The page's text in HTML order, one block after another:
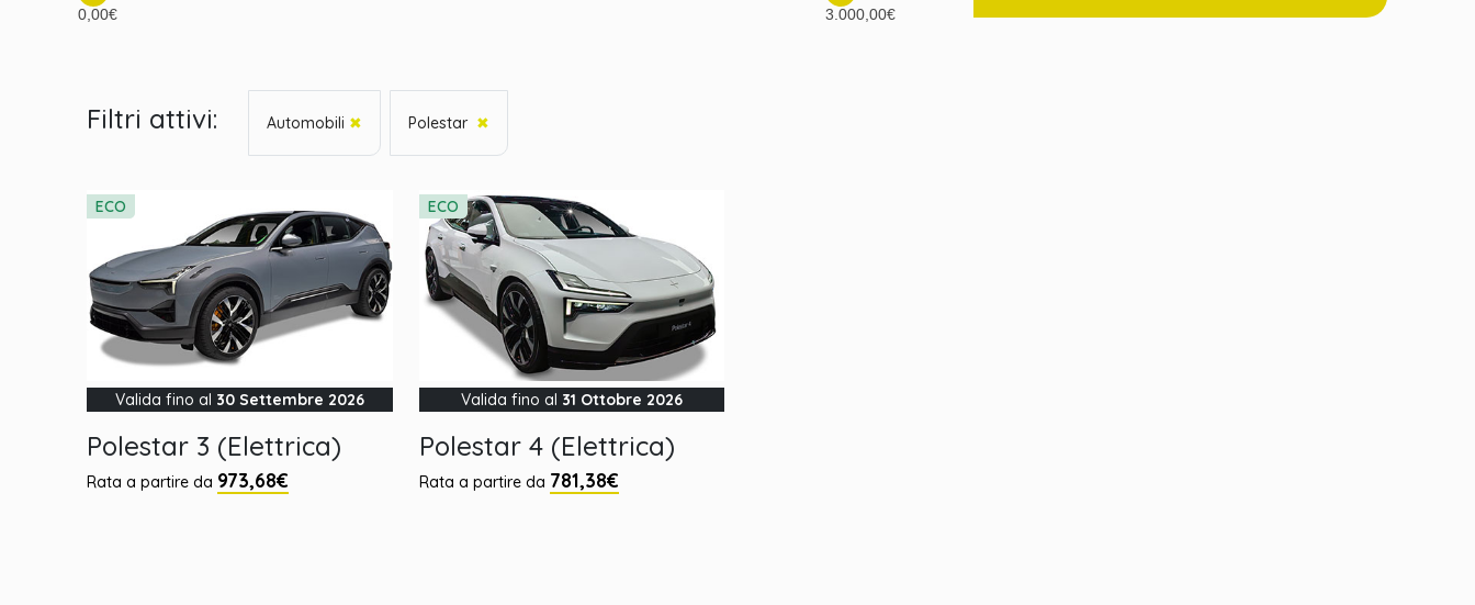
0,00€ 3.000,00€
Filtri attivi: Automobili ✖ Polestar ✖
ECO
Valida fino al 30 Settembre 2026
Polestar 3 (Elettrica)
Rata a partire da 973,68€
ECO
Valida fino al 31 Ottobre 2026
Polestar 4 (Elettrica)
Rata a partire da 781,38€